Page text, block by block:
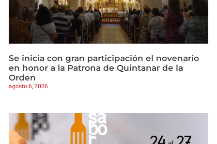
Se inicia con gran participación el novenario
en honor a la Patrona de Quintanar de la
Orden
agosto 6, 2026